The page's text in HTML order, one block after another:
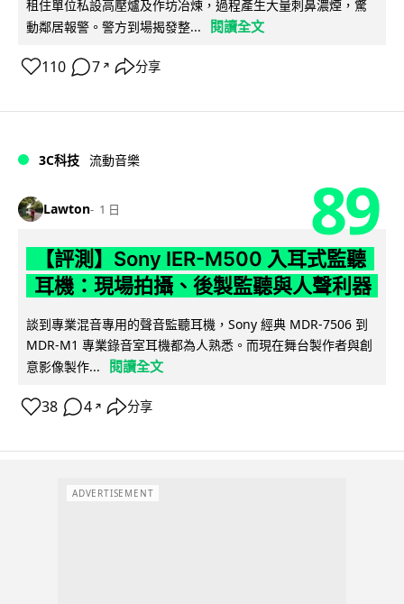
租住單位私設高壓爐及作坊冶煉，過程產生大量刺鼻濃煙，驚
動鄰居報警。警方到場揭發整...
閱讀全文
110 7 ↗ 分享
3C科技 流動音樂
Lawton 1 日 89
【評測】Sony IER-M500 入耳式監聽
耳機：現場拍攝、後製監聽與人聲利器
談到專業混音專用的聲音監聽耳機，Sony 經典 MDR-7506 到
MDR-M1 專業錄音室耳機都為人熟悉。而現在舞台製作者與創
意影像製作...
閱讀全文
38 4 ↗ 分享
ADVERTISEMENT